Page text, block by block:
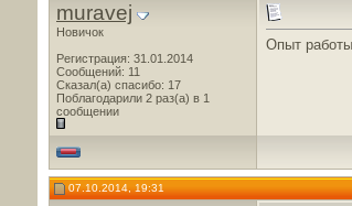
muravej
Новичок
Регистрация: 31.01.2014
Сообщений: 11
Сказал(а) спасибо: 17
Поблагодарили 2 раз(а) в 1
сообщении
Опыт
07.10.2014, 19:31